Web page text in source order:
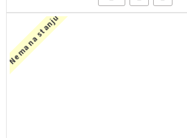
Nema na stanju